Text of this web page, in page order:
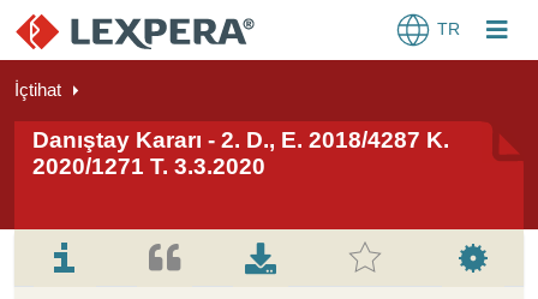
TR
İçtihat
Danıştay Kararı - 2. D., E. 2018/4287 K.
2020/1271 T. 3.3.2020